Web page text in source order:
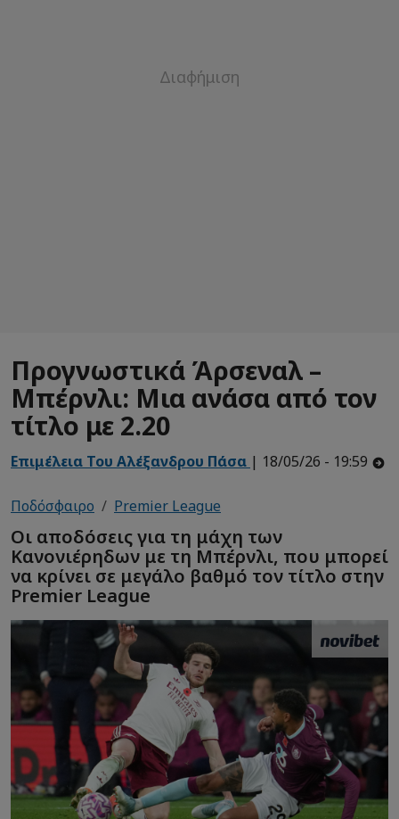
Προγνωστικά Άρσεναλ –
Μπέρνλι: Μια ανάσα από τον
τίτλο με 2.20
Επιμέλεια Του Αλέξανδρου Πάσα | 18/05/26 - 19:59
Ποδόσφαιρο Premier League
Οι αποδόσεις για τη μάχη των
Κανονιέρηδων με τη Μπέρνλι, που μπορεί
να κρίνει σε μεγάλο βαθμό τον τίτλο στην
Premier League